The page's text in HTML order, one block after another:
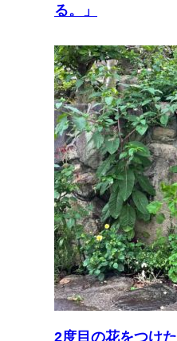
る。」
2度目の花をつけた